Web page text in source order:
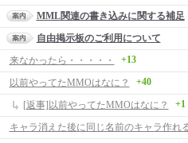
MML関連の書き込みに関する補足
自由掲示板のご利用について
来なかったら・・・・・
+13
以前やってたMMOはなに？ +40
[返事]以前やってたMMOはなに？ +1
キャラ消えた後に同じ名前のキャラ作れ